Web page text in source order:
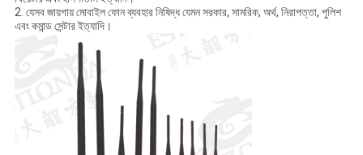
2. যেসব জায়গায় মোবাইল ফোন ব্যবহার নিষিদ্ধ যেমন সরকার, সামরিক, অর্থ, নিরাপত্তা, পুলিশ
এবং কমান্ড সেন্টার ইত্যাদি।